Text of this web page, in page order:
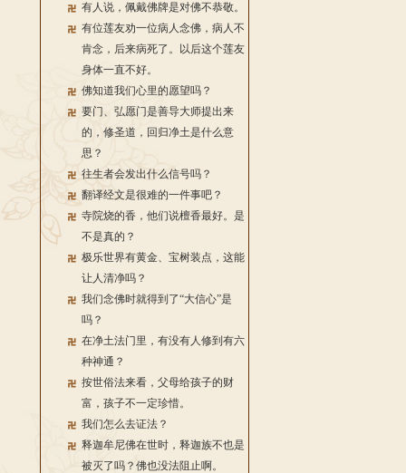
有人说，佩戴佛牌是对佛不恭敬。
有位莲友劝一位病人念佛，病人不
肯念，后来病死了。以后这个莲友
身体一直不好。
佛知道我们心里的愿望吗？
要门、弘愿门是善导大师提出来
的，修圣道，回归净土是什么意
思？
往生者会发出什么信号吗？
翻译经文是很难的一件事吧？
寺院烧的香，他们说檀香最好。是
不是真的？
极乐世界有黄金、宝树装点，这能
让人清净吗？
我们念佛时就得到了“大信心”是
吗？
在净土法门里，有没有人修到有六
种神通？
按世俗法来看，父母给孩子的财
富，孩子不一定珍惜。
我们怎么去证法？
释迦牟尼佛在世时，释迦族不也是
被灭了吗？佛也没法阻止啊。